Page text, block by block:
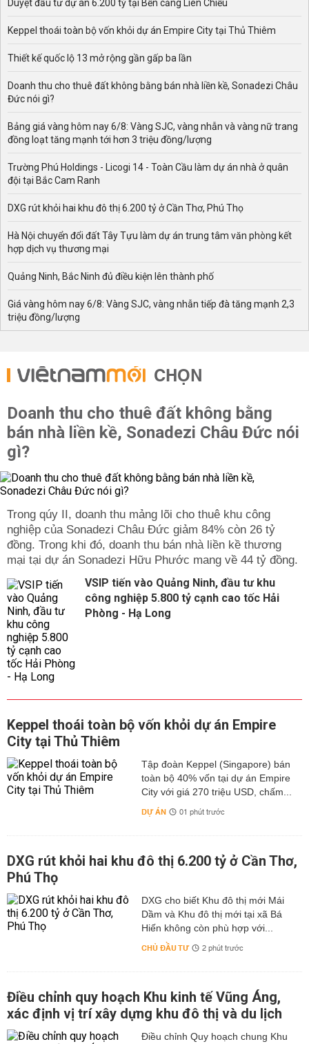
Duyệt đầu tư dự án 6.200 tỷ tại Bến cảng Liên Chiểu
Keppel thoái toàn bộ vốn khỏi dự án Empire City tại Thủ Thiêm
Thiết kế quốc lộ 13 mở rộng gần gấp ba lần
Doanh thu cho thuê đất không bằng bán nhà liền kề, Sonadezi Châu
Đức nói gì?
Bảng giá vàng hôm nay 6/8: Vàng SJC, vàng nhẫn và vàng nữ trang
đồng loạt tăng mạnh tới hơn 3 triệu đồng/lượng
Trường Phú Holdings - Licogi 14 - Toàn Cầu làm dự án nhà ở quân
đội tại Bắc Cam Ranh
DXG rút khỏi hai khu đô thị 6.200 tỷ ở Cần Thơ, Phú Thọ
Hà Nội chuyển đổi đất Tây Tựu làm dự án trung tâm văn phòng kết
hợp dịch vụ thương mại
Quảng Ninh, Bắc Ninh đủ điều kiện lên thành phố
Giá vàng hôm nay 6/8: Vàng SJC, vàng nhẫn tiếp đà tăng mạnh 2,3
triệu đồng/lượng
CHỌN
Doanh thu cho thuê đất không bằng
bán nhà liền kề, Sonadezi Châu Đức nói
gì?
Trong qúy II, doanh thu mảng lõi cho thuê khu công
nghiệp của Sonadezi Châu Đức giảm 84% còn 26 tỷ
đồng. Trong khi đó, doanh thu bán nhà liền kề thương
mại tại dự án Sonadezi Hữu Phước mang về 44 tỷ đồng.
VSIP tiến vào Quảng Ninh, đầu tư khu
công nghiệp 5.800 tỷ cạnh cao tốc Hải
Phòng - Hạ Long
Keppel thoái toàn bộ vốn khỏi dự án Empire
City tại Thủ Thiêm
Tập đoàn Keppel (Singapore) bán
toàn bộ 40% vốn tại dự án Empire
City với giá 270 triệu USD, chấm...
DỰ ÁN 01 phút trước
DXG rút khỏi hai khu đô thị 6.200 tỷ ở Cần Thơ,
Phú Thọ
DXG cho biết Khu đô thị mới Mái
Dầm và Khu đô thị mới tại xã Bá
Hiến không còn phù hợp với...
CHỦ ĐẦU TƯ 2 phút trước
Điều chỉnh quy hoạch Khu kinh tế Vũng Áng,
xác định vị trí xây dựng khu đô thị và du lịch
Điều chỉnh Quy hoạch chung Khu